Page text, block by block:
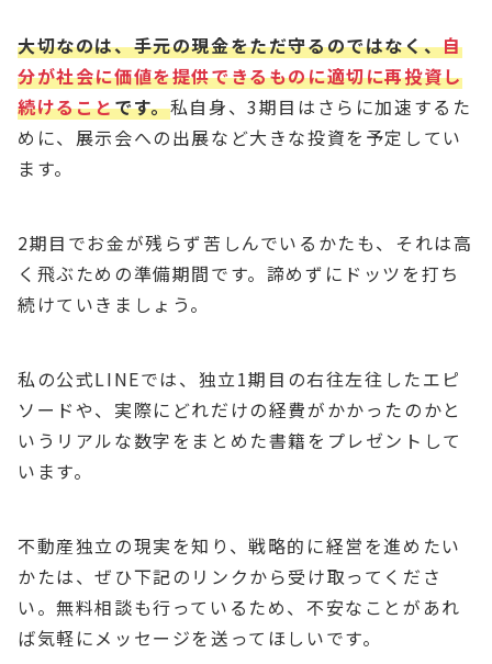
大切なのは、手元の現金をただ守るのではなく、自
分が社会に価値を提供できるものに適切に再投資し
続けることです。私自身、3期目はさらに加速するた
めに、展示会への出展など大きな投資を予定してい
ます。
2期目でお金が残らず苦しんでいるかたも、それは高
く飛ぶための準備期間です。諦めずにドッツを打ち
続けていきましょう。
私の公式LINEでは、独立1期目の右往左往したエピ
ソードや、実際にどれだけの経費がかかったのかと
いうリアルな数字をまとめた書籍をプレゼントして
います。
不動産独立の現実を知り、戦略的に経営を進めたい
かたは、ぜひ下記のリンクから受け取ってくださ
い。無料相談も行っているため、不安なことがあれ
ば気軽にメッセージを送ってほしいです。